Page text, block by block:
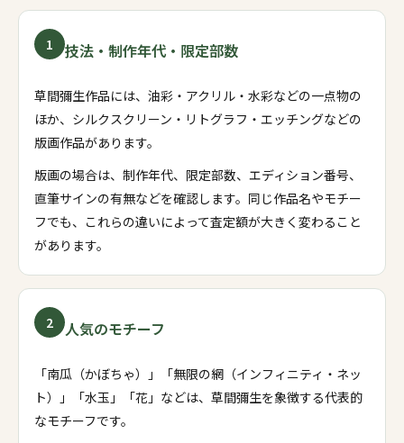
1 技法・制作年代・限定部数
草間彌生作品には、油彩・アクリル・水彩などの一点物の
ほか、シルクスクリーン・リトグラフ・エッチングなどの
版画作品があります。
版画の場合は、制作年代、限定部数、エディション番号、
直筆サインの有無などを確認します。同じ作品名やモチー
フでも、これらの違いによって査定額が大きく変わること
があります。
2 人気のモチーフ
「南瓜（かぼちゃ）」「無限の網（インフィニティ・ネッ
ト）」「水玉」「花」などは、草間彌生を象徴する代表的
なモチーフです。